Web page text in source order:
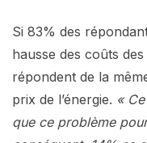
Si 83% des
hausse des coûts
répondent de la
prix de l’énergie. «
que ce problème